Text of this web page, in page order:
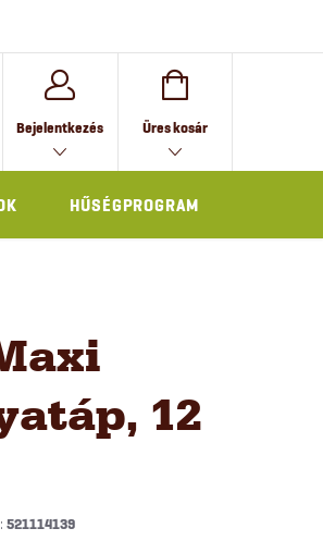
Bejelentkezés KOSÁR
Üres kosár
HŰSÉGPROGRAM
12
521114139